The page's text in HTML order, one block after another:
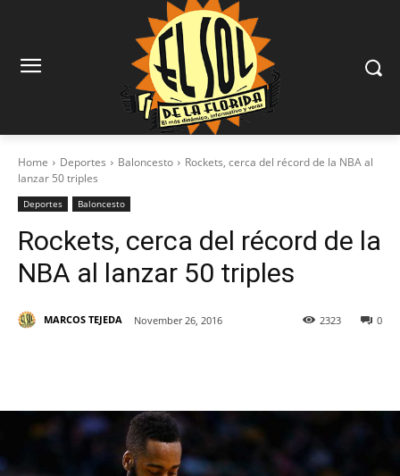
Home Deportes Baloncesto
Rockets, cerca del récord de la NBA al
lanzar 50 triples
Deportes Baloncesto
Rockets, cerca del récord de la
NBA al lanzar 50 triples
MARCOS TEJEDA November 26, 2016 0
2323